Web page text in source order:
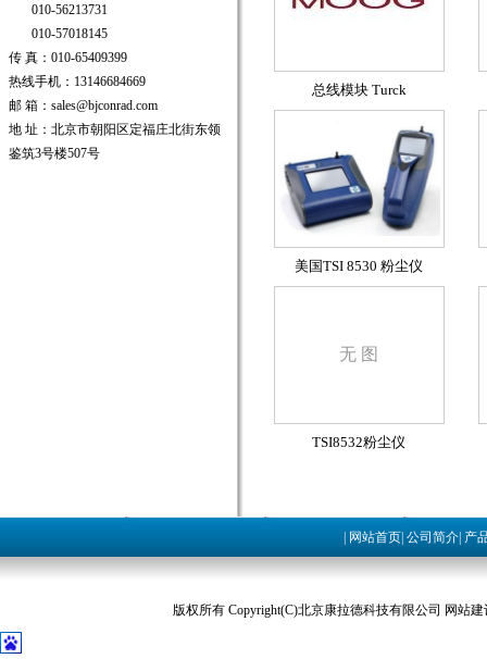
010-56213731
010-57018145
传 真：010-65409399
热线手机：13146684669
邮 箱：sales@bjconrad.com
地 址：北京市朝阳区定福庄北街东领
鉴筑3号楼507号
总线模块 Turck
美国TSI 8530 粉尘仪
无 图
TSI8532粉尘仪
网站首页| 公司简介| 产
版权所有 Copyright(C)北京康拉德科技有限公司 网站建